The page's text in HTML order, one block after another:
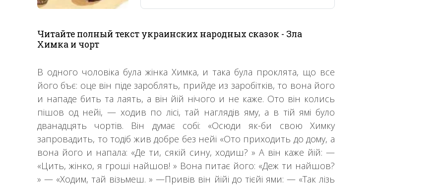
Читайте полный текст украинских народных сказок - Зла
Химка и чорт
В одного чоловіка була жінка Химка, и така була проклята, що все
його бъє: оце він піде зароблять, прийде из заробітків, то вона його
и нападе бить та лаять, а він йій нічого и не каже. Ото він колись
пішов од нейі, — ходив по лісі, тай наглядів яму, а в тій ямі було
дванадцять чортів. Він думає собі: «Осюди як-би свою Химку
запровадить, то тодіб жив добре без нейі «Ото приходить до дому, а
вона його и напала: «Де ти, сякій сину, ходиш? » А він каже йій: —
«Цить, жінко, я гроші найшов! » Вона питає його: «Деж ти найшов?
» — «Ходим, тай візьмеш. » —Привів він йійі до тієйі ями: — «Так лізь